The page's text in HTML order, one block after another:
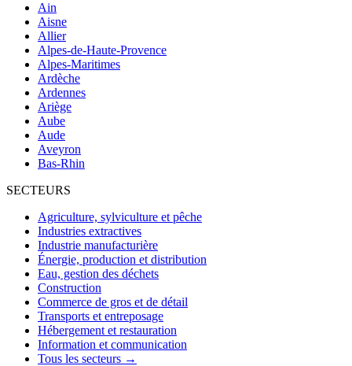
Ain
Aisne
Allier
Alpes-de-Haute-Provence
Alpes-Maritimes
Ardèche
Ardennes
Ariège
Aube
Aude
Aveyron
Bas-Rhin
SECTEURS
Agriculture, sylviculture et pêche
Industries extractives
Industrie manufacturière
Énergie, production et distribution
Eau, gestion des déchets
Construction
Commerce de gros et de détail
Transports et entreposage
Hébergement et restauration
Information et communication
Tous les secteurs →